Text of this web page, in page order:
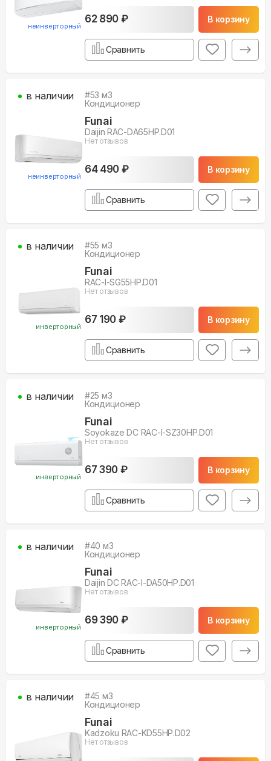
неинверторный
62 890 ₽ В корзину
Сравнить
неинверторный
#53 м3
Кондиционер
Funai
Daijin RAC-DA65HP.D01
Нет отзывов
64 490 ₽ В корзину
в наличии
Сравнить
инверторный
#55 м3
Кондиционер
Funai
RAC-I-SG55HP.D01
Нет отзывов
67 190 ₽ В корзину
в наличии
Сравнить
инверторный
#25 м3
Кондиционер
Funai
Soyokaze DC RAC-I-SZ30HP.D01
Нет отзывов
67 390 ₽ В корзину
в наличии
Сравнить
инверторный
#40 м3
Кондиционер
Funai
Daijin DC RAC-I-DA50HP.D01
Нет отзывов
69 390 ₽ В корзину
в наличии
Сравнить
#45 м3
Кондиционер
Funai
Kadzoku RAC-KD55HP.D02
Нет отзывов
в наличии